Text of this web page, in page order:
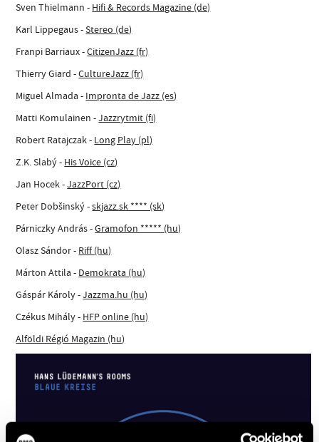
Sven Thielmann - Hifi & Records Magazine (de)
Karl Lippegaus -Stereo (de)
Franpi Barriaux -CitizenJazz (fr)
Thierry Giard -CultureJazz (fr)
Miguel Almada - Impronta de Jazz (es)
Matti Komulainen -Jazzrytmit (fi)
Robert Ratajczak - Long Play (pl)
Z.K. Slabý - His Voice (cz)
Jan Hocek -JazzPort (cz)
Peter Dobšinský -skjazz.sk **** (sk)
Párniczky András -Gramofon ***** (hu)
Olasz Sándor - Riff (hu)
Márton Attila - Demokrata (hu)
Gáspár Károly -Jazzma.hu (hu)
Czékus Mihály - HFP online (hu)
Alföldi Régió Magazin (hu)